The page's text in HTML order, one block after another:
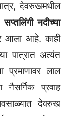
देवरुखमधील
सप्तलिंगी नदीच्या
आला आहे. काही
पात्रात अत्यंत
प्रमाणावर लाल
प्रवाह
देवरुख